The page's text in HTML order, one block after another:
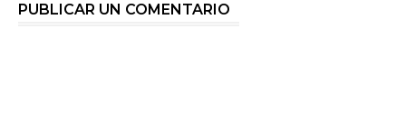
PUBLICAR UN COMENTARIO